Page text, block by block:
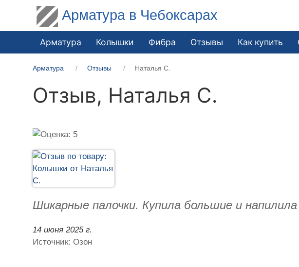
Арматура в Чебоксарах
Арматура Колышки Фибра Отзывы Как купить
Арматура Отзывы Наталья С.
Отзыв, Наталья С.
Шикарные палочки. Купила большие и
14 июня 2025 г.
Источник: Озон